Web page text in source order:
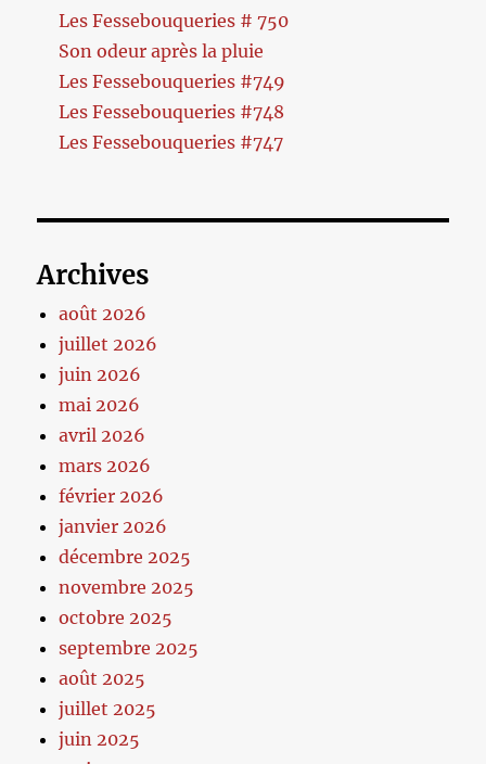
Les Fessebouqueries # 750
Son odeur après la pluie
Les Fessebouqueries #749
Les Fessebouqueries #748
Les Fessebouqueries #747
Archives
août 2026
juillet 2026
juin 2026
mai 2026
avril 2026
mars 2026
février 2026
janvier 2026
décembre 2025
novembre 2025
octobre 2025
septembre 2025
août 2025
juillet 2025
juin 2025